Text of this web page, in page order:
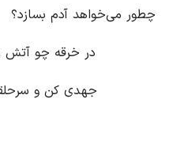
چطور می‌خواهد آدم بسازد؟
در خرقه چو آتش
جهدی کن و